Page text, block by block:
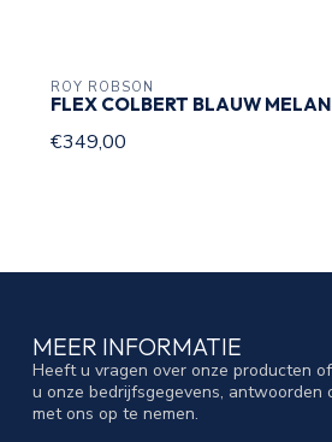
ROY ROBSON
FLEX COLBERT BLAUW
€349,00
MEER INFORMATIE
Heeft u vragen over onze producten
u onze bedrijfsgegevens,
met ons op te nemen.